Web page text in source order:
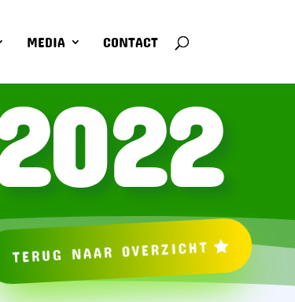
MEDIA CONTACT
TERUG NAAR OVERZICHT